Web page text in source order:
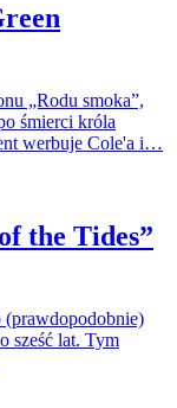
„Rodu smoka”,
śmierci króla
werbuje Cole'a i…
the Tides”
(prawdopodobnie)
sześć lat. Tym